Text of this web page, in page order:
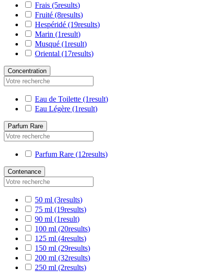
Frais (5results)
Fruité (8results)
Hespéridé (19results)
Marin (1result)
Musqué (1result)
Oriental (17results)
Concentration
Eau de Toilette (1result)
Eau Légère (1result)
Parfum Rare
Parfum Rare (12results)
Contenance
50 ml (3results)
75 ml (19results)
90 ml (1result)
100 ml (20results)
125 ml (4results)
150 ml (29results)
200 ml (32results)
250 ml (2results)